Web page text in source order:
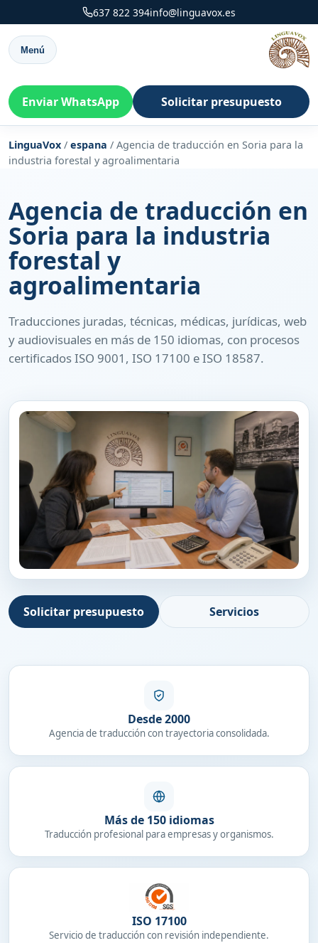
637 822 394info@linguavox.es
Menú
Enviar WhatsApp Solicitar presupuesto
LinguaVox / espana / Agencia de traducción en Soria para la
industria forestal y agroalimentaria
Agencia de traducción en
Soria para la industria
forestal y
agroalimentaria
Traducciones juradas, técnicas, médicas, jurídicas, web
y audiovisuales en más de 150 idiomas, con procesos
certificados ISO 9001, ISO 17100 e ISO 18587.
Solicitar presupuesto Servicios
Desde 2000
Agencia de traducción con trayectoria consolidada.
Más de 150 idiomas
Traducción profesional para empresas y organismos.
ISO 17100
Servicio de traducción con revisión independiente.